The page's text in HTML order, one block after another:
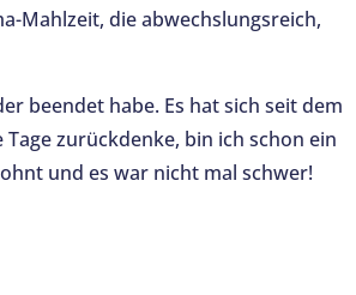
Mahlzeit, die abwechslungsreich,
beendet habe. Es hat sich seit dem
zurückdenke, bin ich schon ein
und es war nicht mal schwer!